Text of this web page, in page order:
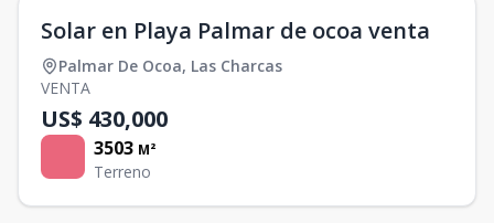
Solar en Playa Palmar de ocoa venta
Palmar De Ocoa, Las Charcas
VENTA
US$ 430,000
3503 M²
Terreno